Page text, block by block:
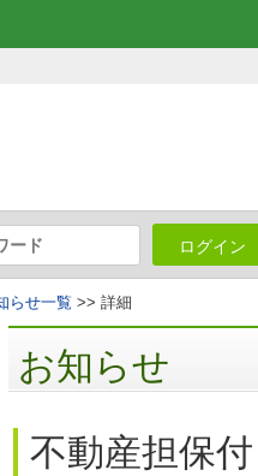
ログイン
らせ一覧 >> 詳細
お知らせ
不動産担保